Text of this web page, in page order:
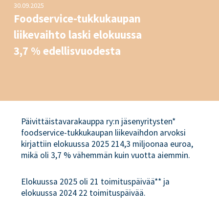
30.09.2025
Foodservice-tukkukaupan
liikevaihto laski elokuussa
3,7 % edellisvuodesta
Päivittäistavarakauppa ry:n jäsenyritysten*
foodservice-tukkukaupan liikevaihdon arvoksi
kirjattiin elokuussa 2025 214,3 miljoonaa euroa,
mikä oli 3,7 % vähemmän kuin vuotta aiemmin.
Elokuussa 2025 oli 21 toimituspäivää** ja
elokuussa 2024 22 toimituspäivää.